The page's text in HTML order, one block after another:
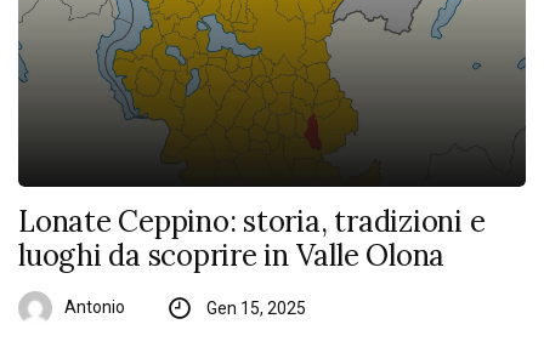
Lonate Ceppino: storia, tradizioni e
luoghi da scoprire in Valle Olona
Antonio Gen 15, 2025